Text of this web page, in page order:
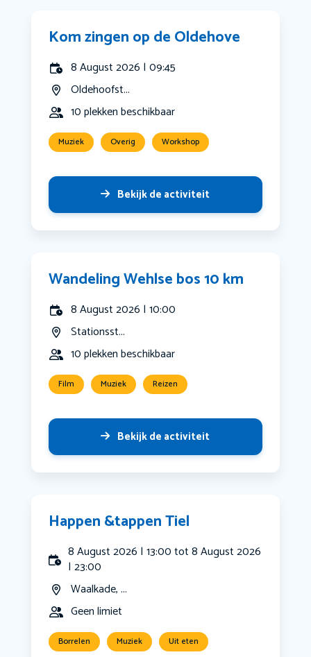
Kom zingen op de Oldehove
8 August 2026 | 09:45
Oldehoofst...
10 plekken beschikbaar
Muziek Overig Workshop
Bekijk de activiteit
Wandeling Wehlse bos 10 km
8 August 2026 | 10:00
Stationsst...
10 plekken beschikbaar
Film Muziek Reizen
Bekijk de activiteit
Happen &tappen Tiel
8 August 2026 | 13:00 tot 8 August 2026
| 23:00
Waalkade, ...
Geen limiet
Borrelen Muziek Uit eten